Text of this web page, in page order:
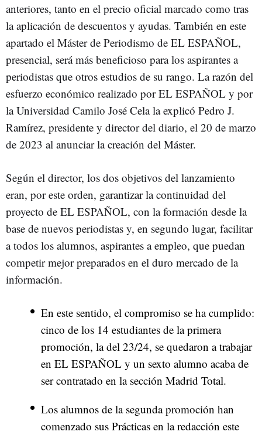
anteriores, tanto en el precio oficial marcado como tras
la aplicación de descuentos y ayudas. También en este
apartado el Máster de Periodismo de EL ESPAÑOL,
presencial, será más beneficioso para los aspirantes a
periodistas que otros estudios de su rango. La razón del
esfuerzo económico realizado por EL ESPAÑOL y por
la Universidad Camilo José Cela la explicó Pedro J.
Ramírez, presidente y director del diario, el 20 de marzo
de 2023 al anunciar la creación del Máster.
Según el director, los dos objetivos del lanzamiento
eran, por este orden, garantizar la continuidad del
proyecto de EL ESPAÑOL, con la formación desde la
base de nuevos periodistas y, en segundo lugar, facilitar
a todos los alumnos, aspirantes a empleo, que puedan
competir mejor preparados en el duro mercado de la
información.
En este sentido, el compromiso se ha cumplido:
cinco de los 14 estudiantes de la primera
promoción, la del 23/24, se quedaron a trabajar
en EL ESPAÑOL y un sexto alumno acaba de
ser contratado en la sección Madrid Total.
Los alumnos de la segunda promoción han
comenzado sus Prácticas en la redacción este